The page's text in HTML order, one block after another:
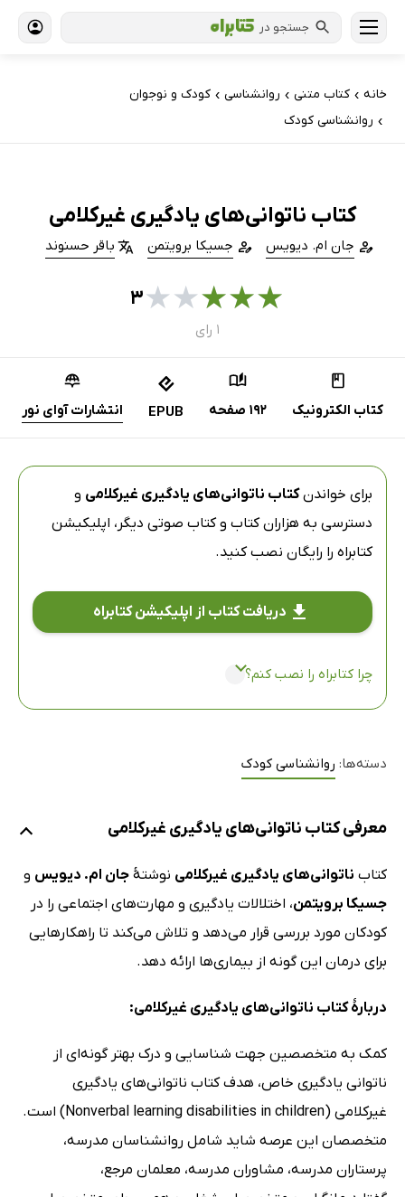
جستجو در
خانه › کتاب‌ متنی › روانشناسی › کودک و نوجوان
› روانشناسی کودک
کتاب ناتوانی‌های یادگیری غیرکلامی
جان ام. دیویس جسیکا برویتمن باقر حسنوند
★
★
★
★
★۳
۱ رای
کتاب الکترونیک 192 صفحه EPUB انتشارات آوای نور
برای خواندنکتاب ناتوانی‌های یادگیری غیرکلامی و
دسترسی به هزاران کتاب و کتاب صوتی دیگر، اپلیکیشن
کتابراه را رایگان نصب کنید.
دریافت کتاب از اپلیکیشن کتابراه
چرا کتابراه را نصب کنم؟
دسته‌ها: روانشناسی کودک
معرفی کتاب ناتوانی‌های یادگیری غیرکلامی
کتاب ناتوانی‌های یادگیری غیرکلامی نوشتۀ جان ام. دیویس و
جسیکا برویتمن، اختلالات یادگیری و مهارت‌های اجتماعی را در
کودکان مورد بررسی قرار می‌دهد و تلاش می‌کند تا راهکارهایی
برای درمان این گونه از بیماری‌ها ارائه دهد.
دربارۀ کتاب ناتوانی‌های یادگیری غیرکلامی:
کمک به متخصصین جهت شناسایی و درک بهتر گونه‌ای از
ناتوانی یادگیری خاص، هدف کتاب ناتوانی‌های یادگیری
غیرکلامی (Nonverbal learning disabilities in children) است.
متخصصان این عرصه شاید شامل روانشناسان مدرسه،
پرستاران مدرسه، مشاوران مدرسه، معلمان مرجع،